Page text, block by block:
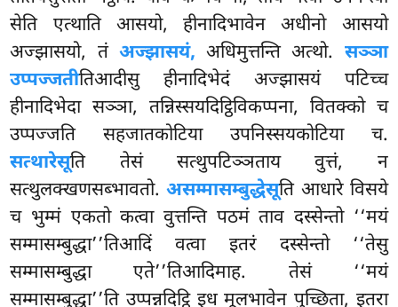
सेति एत्थाति आसयो, हीनादिभावेन अधीनो आसयो
अज्झासयो, तं अज्झासयं, अधिमुत्तन्ति अत्थो. सञ्ञा
उप्पज्जतीतिआदीसु हीनादिभेदं अज्झासयं पटिच्च
हीनादिभेदा सञ्ञा, तन्निस्सयदिट्ठिविकप्पना, वितक्को च
उप्पज्जति सहजातकोटिया उपनिस्सयकोटिया च.
सत्थारेसूति तेसं सत्थुपटिञ्ञताय वुत्तं, न
सत्थुलक्खणसब्भावतो.असम्मासम्बुद्धेसूति आधारे विसये
च भुम्मं एकतो कत्वा वुत्तन्ति पठमं ताव दस्सेन्तो ‘‘मयं
सम्मासम्बुद्धा’’तिआदिं वत्वा इतरं दस्सेन्तो ‘‘तेसु
सम्मासम्बुद्धाएते’’तिआदिमाह. तेसं ‘‘मयं
सम्मासम्बुद्धा’’ति उप्पन्नदिट्ठि इध मूलभावेन पुच्छिता, इतरा